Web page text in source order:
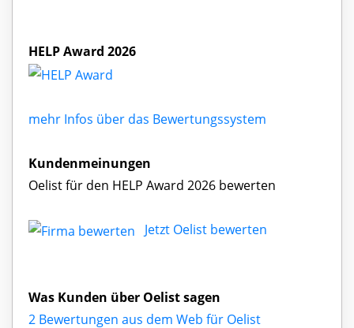
HELP Award 2026
mehr Infos über das Bewertungssystem
Kundenmeinungen
Oelist für den HELP Award 2026 bewerten
Jetzt Oelist bewerten
Was Kunden über Oelist sagen
2 Bewertungen aus dem Web für Oelist